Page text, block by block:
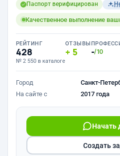
Паспорт верифицирован
Качественное выполнение
РЕЙТИНГ
428
№ 2 550 в каталоге
ОТЗЫВЫ
5 -/10
Город
Санкт-
На сайте с
2017 года
Начать
Создать